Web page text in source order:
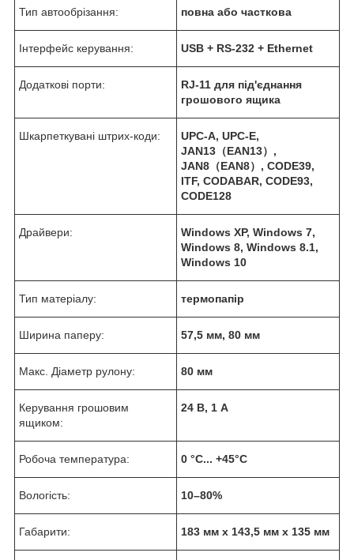
Тип автообрізання: повна або часткова
Інтерфейс керування: USB + RS-232 + Ethernet
Додаткові порти:
RJ-11 для під'єднання
грошового ящика
Шкарпеткувані штрих-коди:
UPC-A, UPC-E,
JAN13 （EAN13） ,
JAN8 （EAN8） , CODE39,
ITF, CODABAR, CODE93,
CODE128
Драйвери:
Windows XP, Windows 7,
Windows 8, Windows 8.1,
Windows 10
Тип матеріалу: термопапір
Ширина паперу: 57,5 мм, 80 мм
Макс. Діаметр рулону: 80 мм
Керування грошовим
ящиком:
24 В, 1 А
Робоча температура: 0 °C... +45°C
Вологість: 10–80%
Габарити: 183 мм х 143,5 мм х 135 мм